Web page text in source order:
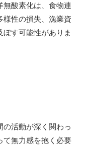
無酸素化は、食物連
様性の損失、漁業資
す可能性がありま
活動が深く関わっ
て無力感を抱く必要